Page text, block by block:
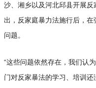
沙、湘乡以及河北邱县开展
出，反家庭暴力法施行后，
问题。
“这些问题依然存在，我们认
门对反家暴法的学习、培训